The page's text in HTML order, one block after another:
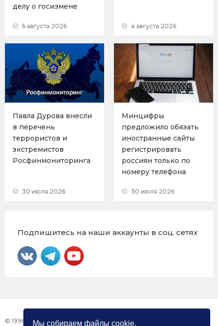
делу о госизмене
6 августа 2026 4 августа 2026
Павла Дурова внесли
в перечень
террористов и
экстремистов
Росфинмониторинга
30 июля 2026
Минцифры
предложило обязать
иностранные сайты
регистрировать
россиян только по
номеру телефона
30 июля 2026
Подпишитесь на наши аккаунты в соц. сетях
© 1996 – 2026 Фонд «Центр Защиты Прав СМИ»
Мы собираем файлы cookie.